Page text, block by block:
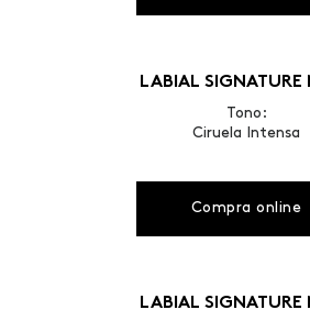
LABIAL SIGNATURE
Tono:
Ciruela Intensa
Compra online
LABIAL SIGNATURE